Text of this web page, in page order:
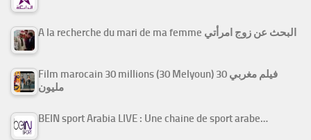
A la recherche du mari de ma femme البحث عن زوج امرأتي
Film marocain 30 millions (30 Melyoun) فيلم مغربي 30
مليون
BEIN sport Arabia LIVE : Une chaine de sport arabe…